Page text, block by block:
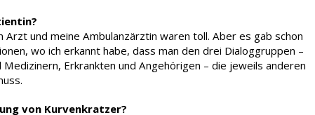
Arzt und meine Ambulanzärztin waren toll. Aber es gab schon
wo ich erkannt habe, dass man den drei Dialoggruppen –
Erkrankten und Angehörigen – die jeweils anderen
von Kurvenkratzer?